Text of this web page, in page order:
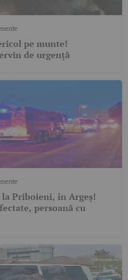
pe munte!
de urgență
Priboieni, în Argeș!
persoană cu